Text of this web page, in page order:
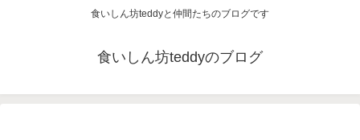
食いしん坊teddyと仲間たちのブログです
食いしん坊teddyのブログ